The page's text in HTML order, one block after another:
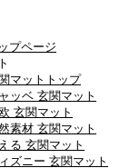
プページ
マットトップ
ッベ 玄関マット
玄関マット
素材 玄関マット
る 玄関マット
ズニー 玄関マット